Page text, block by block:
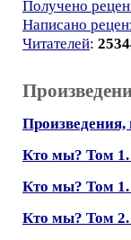
Получено
Написано
Читателей:
Кто мы? Том
Кто мы? Том 1.
Кто мы? Том